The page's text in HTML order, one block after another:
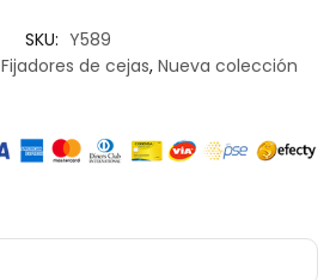
SKU: Y589
Fijadores de cejas, Nueva colección